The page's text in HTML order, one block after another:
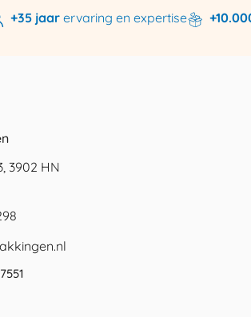
jaarervaring en expertise +10.000
3902 HN